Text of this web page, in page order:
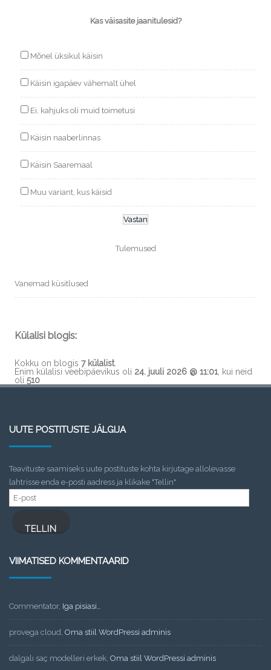
Kas väisasite jaanitulesid?
Mõnel üksikul käisin
Käisin igapäev vähemalt ühel
Ei, kahjuks oli muid toimetusi
Käisin naaberlinnas
Käisin Saaremaal
Muu variant, kus käisid
Tulemused
Vanemad küsitlused
Külalisi blogis:
Kokku on blogis 7 külalist.
Enim külalisi veebipäevikus oli 24. juuli 2026 @ 11:01 , kui neid
oli 510
UUTE POSTITUSTE JÄLGIJA
Teavituste saamiseks uute postituste kohta kirjutage allolevasse
lahtrisse enda e-posti aadress ja klikake "Tellin"
E-
post
TELLIN
VIIMATISED KOMMENTAARID
Commentator, Iga pisiasi…
provega cloud Oma stiil WordPressi adminis
dalgalı saç modelleri erkek Oma stiil WordPressi adminis